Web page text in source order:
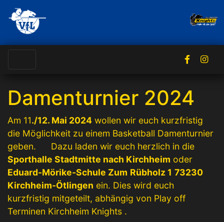
Damenturnier 2024
Am 11./12. Mai 2024 wollen wir euch kurzfristig
die Möglichkeit zu einem Basketball Damenturnier
geben. Dazu laden wir euch herzlich in die
Sporthalle Stadtmitte nach Kirchheim oder
Eduard-Mörike-Schule Zum Rübholz 1 73230
Kirchheim-Ötlingen ein. Dies wird euch
kurzfristig mitgeteilt, abhängig von Play off
Terminen Kirchheim Knights .